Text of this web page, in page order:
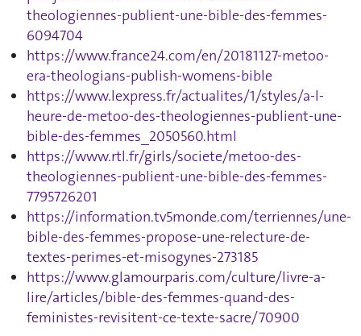
theologiennes-publient-une-bible-des-femmes-
6094704
https://www.france24.com/en/20181127-metoo-
era-theologians-publish-womens-bible
https://www.lexpress.fr/actualites/1/styles/a-l-
heure-de-metoo-des-theologiennes-publient-une-
bible-des-femmes_2050560.html
https://www.rtl.fr/girls/societe/metoo-des-
theologiennes-publient-une-bible-des-femmes-
7795726201
https://information.tv5monde.com/terriennes/une-
bible-des-femmes-propose-une-relecture-de-
textes-perimes-et-misogynes-273185
https://www.glamourparis.com/culture/livre-a-
lire/articles/bible-des-femmes-quand-des-
feministes-revisitent-ce-texte-sacre/70900